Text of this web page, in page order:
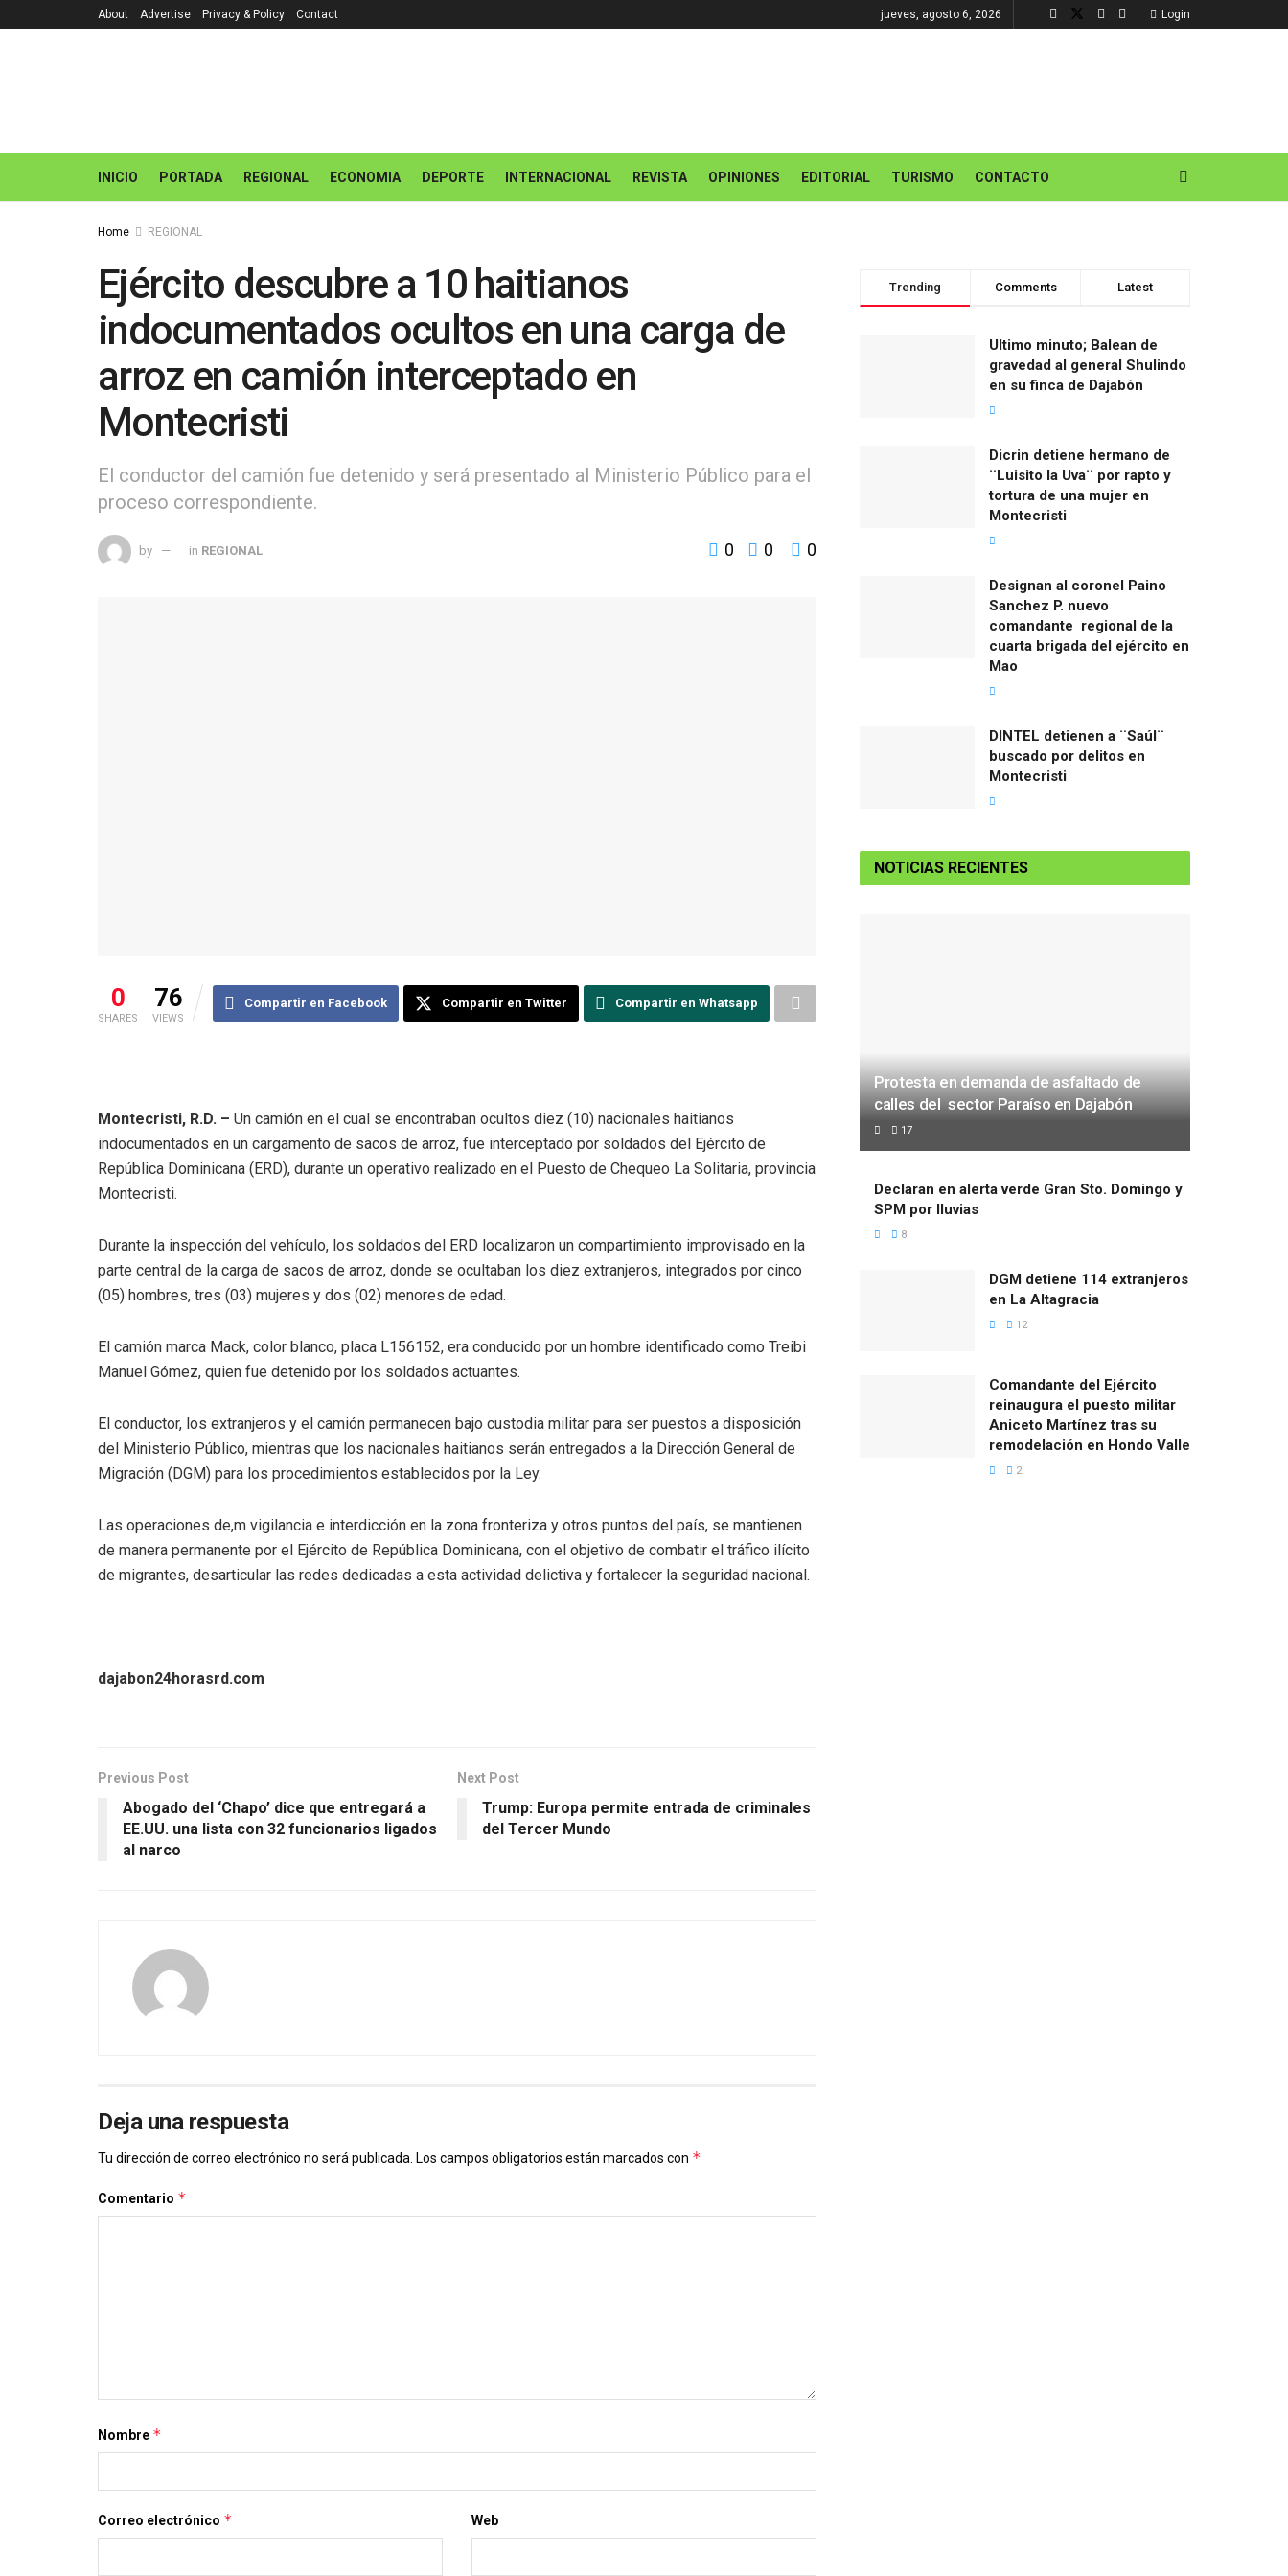
About Advertise Privacy & Policy Contact jueves, agosto 6, 2026 Login
INICIO PORTADA REGIONAL ECONOMIA DEPORTE INTERNACIONAL REVISTA OPINIONES EDITORIAL TURISMO CONTACTO
Home REGIONAL
Ejército descubre a 10 haitianos
indocumentados ocultos en una carga de
arroz en camión interceptado en
Montecristi
El conductor del camión fue detenido y será presentado al Ministerio Público para el
proceso correspondiente.
by in REGIONAL 0 0 0
0
SHARES
76
VIEWS
Compartir en Facebook Compartir en Twitter Compartir en Whatsapp
Montecristi, R.D. – Un camión en el cual se encontraban ocultos diez (10) nacionales haitianos
indocumentados en un cargamento de sacos de arroz, fue interceptado por soldados del Ejército de
República Dominicana (ERD), durante un operativo realizado en el Puesto de Chequeo La Solitaria, provincia
Montecristi.
Durante la inspección del vehículo, los soldados del ERD localizaron un compartimiento improvisado en la
parte central de la carga de sacos de arroz, donde se ocultaban los diez extranjeros, integrados por cinco
(05) hombres, tres (03) mujeres y dos (02) menores de edad.
El camión marca Mack, color blanco, placa L156152, era conducido por un hombre identificado como Treibi
Manuel Gómez, quien fue detenido por los soldados actuantes.
El conductor, los extranjeros y el camión permanecen bajo custodia militar para ser puestos a disposición
del Ministerio Público, mientras que los nacionales haitianos serán entregados a la Dirección General de
Migración (DGM) para los procedimientos establecidos por la Ley.
Las operaciones de,m vigilancia e interdicción en la zona fronteriza y otros puntos del país, se mantienen
de manera permanente por el Ejército de República Dominicana, con el objetivo de combatir el tráfico ilícito
de migrantes, desarticular las redes dedicadas a esta actividad delictiva y fortalecer la seguridad nacional.
dajabon24horasrd.com
Previous Post
Abogado del ‘Chapo’ dice que entregará a
EE.UU. una lista con 32 funcionarios ligados
al narco
Next Post
Trump: Europa permite entrada de criminales
del Tercer Mundo
Deja una respuesta
Tu dirección de correo electrónico no será publicada. Los campos obligatorios están marcados con *
Comentario *
Nombre *
Correo electrónico * Web
Trending Comments Latest
Ultimo minuto; Balean de
gravedad al general Shulindo
en su finca de Dajabón
Dicrin detiene hermano de
¨Luisito la Uva¨ por rapto y
tortura de una mujer en
Montecristi
Designan al coronel Paino
Sanchez P. nuevo
comandante regional de la
cuarta brigada del ejército en
Mao
DINTEL detienen a ¨Saúl¨
buscado por delitos en
Montecristi
NOTICIAS RECIENTES
Protesta en demanda de asfaltado de
calles del sector Paraíso en Dajabón
17
Declaran en alerta verde Gran Sto. Domingo y
SPM por lluvias
8
DGM detiene 114 extranjeros
en La Altagracia
12
Comandante del Ejército
reinaugura el puesto militar
Aniceto Martínez tras su
remodelación en Hondo Valle
2